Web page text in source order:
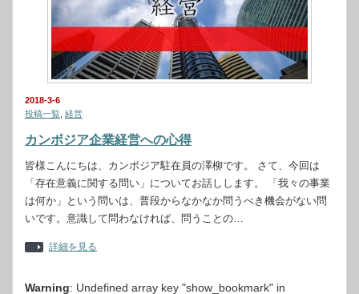
2018-3-6
投稿一覧 経営
カンボジア企業経営への心得
皆様こんにちは、カンボジア駐在員の澤柳です。 さて、今回は
「存在意義に関する問い」についてお話しします。 「我々の事業
は何か」という問いは、普段からなかなか問うべき機会がない問
いです。意識して問わなければ、問うことの…
詳細を見る
Warning: Undefined array key "show_bookmark" in